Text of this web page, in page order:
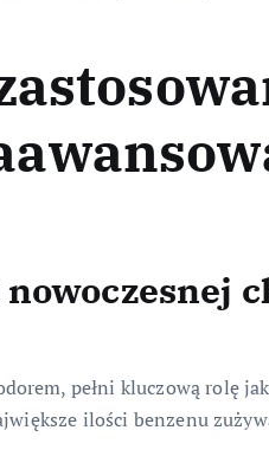
pełni kluczową rolę
ilości benzenu